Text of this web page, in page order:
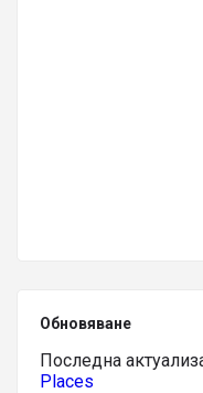
Обновяване
Последна
Places